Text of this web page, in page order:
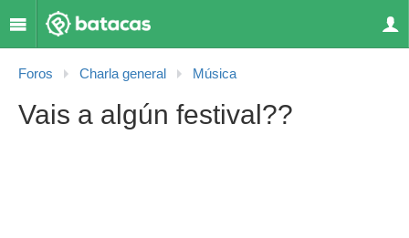
Foros Charla general Música
Vais a algún festival??